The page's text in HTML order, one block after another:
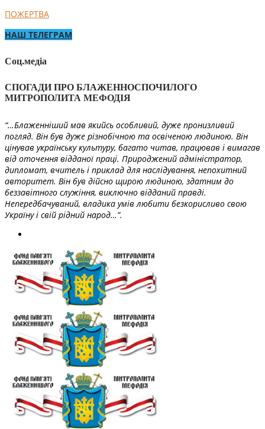
ПОЖЕРТВА
НАШ ТЕЛЕГРАМ
Соц.медіа
СПОГАДИ ПРО БЛАЖЕННОСПОЧИЛОГО
МИТРОПОЛИТА МЕФОДІЯ
“…Блаженніший мав якийсь особливий, дуже пронизливий
погляд. Він був дуже різнобічною та освіченою людиною. Він
цінував українську культуру, багато читав, працював і вимагав
від оточення відданої праці. Природжений адміністратор,
дипломат, вчитель і приклад для наслідування, непохитний
авторитет. Він був дійсно щирою людиною, здатним до
беззавітного служіння, виключно відданий правді.
Непередбачуваний, владика умів любити безкорисливо свою
Україну і свій рідний народ…”.